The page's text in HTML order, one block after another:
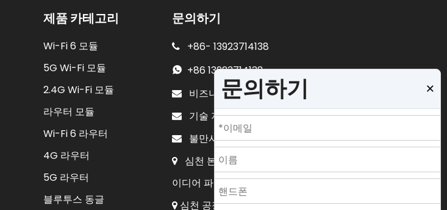
문의하기 ×
제품 카테고리
Wi-Fi 6 모듈
5G Wi-Fi 모듈
2.4G Wi-Fi 모듈
라우터 모듈
Wi-Fi 6 라우터
4G 라우터
5G 라우터
블루투스 동글
문의하기
 +86- 13923714138
 +86 13923714138
 비즈니스 이메일: sales@lb-link.com
 기술 지원:info@lb-link.com
 불만사항 이메일:불평@lb-link.com
 심천 본사: 중국 광둥성 심천 광밍 신구 광광로 화창 아
이디어 파크 A1 빌딩 10-11/F.
심천 공장: 중국 광동성 심천시 룽화구 다푸로 32호 C동